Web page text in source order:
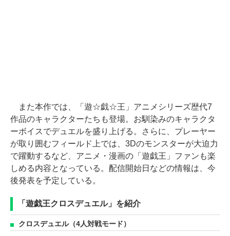
また本作では、「遊☆戯☆王」アニメシリーズ歴代7
作品のキャラクターたちも登場。お馴染みのキャラクタ
ーボイスでデュエルを盛り上げる。さらに、プレーヤー
が取り囲むフィールド上では、3Dのモンスターが大迫力
で躍動するなど、アニメ・漫画の「遊戯王」ファンも楽
しめる内容となっている。配信開始日などの情報は、今
後発表を予定している。
「遊戯王クロスデュエル」を紹介
クロスデュエル（4人対戦モード）